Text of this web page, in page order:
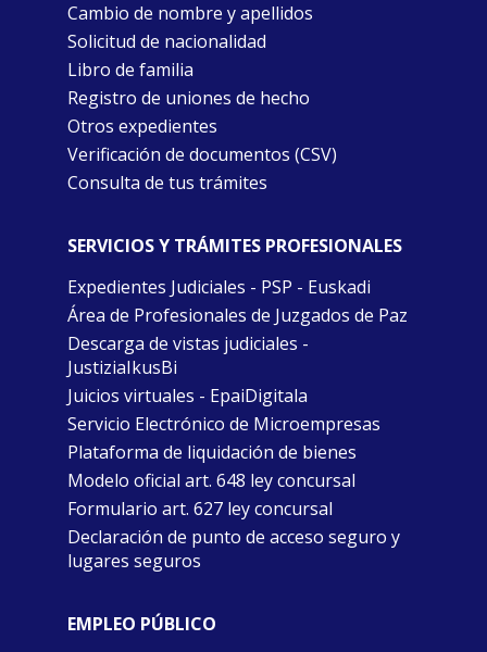
Cambio de nombre y apellidos
Solicitud de nacionalidad
Libro de familia
Registro de uniones de hecho
Otros expedientes
Verificación de documentos (CSV)
Consulta de tus trámites
SERVICIOS Y TRÁMITES PROFESIONALES
Expedientes Judiciales - PSP - Euskadi
Área de Profesionales de Juzgados de Paz
Descarga de vistas judiciales -
JustiziaIkusBi
Juicios virtuales - EpaiDigitala
Servicio Electrónico de Microempresas
Plataforma de liquidación de bienes
Modelo oficial art. 648 ley concursal
Formulario art. 627 ley concursal
Declaración de punto de acceso seguro y
lugares seguros
EMPLEO PÚBLICO